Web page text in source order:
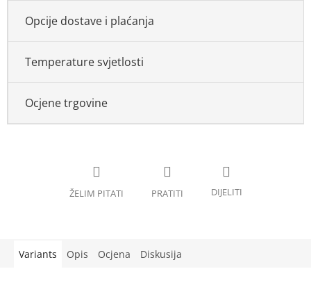
Opcije dostave i plaćanja
Temperature svjetlosti
Ocjene trgovine
Variants Opis Ocjena Diskusija